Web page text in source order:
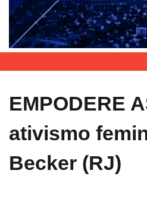
EMPODERE
ativismo
Becker (RJ)